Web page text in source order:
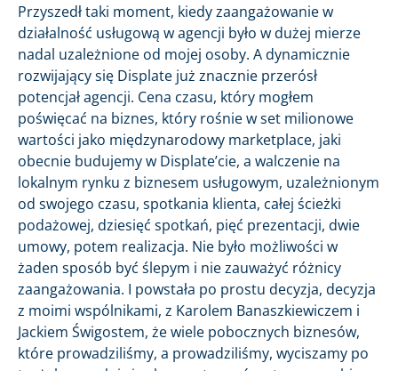
Przyszedł taki moment, kiedy zaangażowanie w
działalność usługową w agencji było w dużej mierze
nadal uzależnione od mojej osoby. A dynamicznie
rozwijający się Displate już znacznie przerósł
potencjał agencji. Cena czasu, który mogłem
poświęcać na biznes, który rośnie w set milionowe
wartości jako międzynarodowy marketplace, jaki
obecnie budujemy w Displate’cie, a walczenie na
lokalnym rynku z biznesem usługowym, uzależnionym
od swojego czasu, spotkania klienta, całej ścieżki
podażowej, dziesięć spotkań, pięć prezentacji, dwie
umowy, potem realizacja. Nie było możliwości w
żaden sposób być ślepym i nie zauważyć różnicy
zaangażowania. I powstała po prostu decyzja, decyzja
z moimi wspólnikami, z Karolem Banaszkiewiczem i
Jackiem Świgostem, że wiele pobocznych biznesów,
które prowadziliśmy, a prowadziliśmy, wyciszamy po